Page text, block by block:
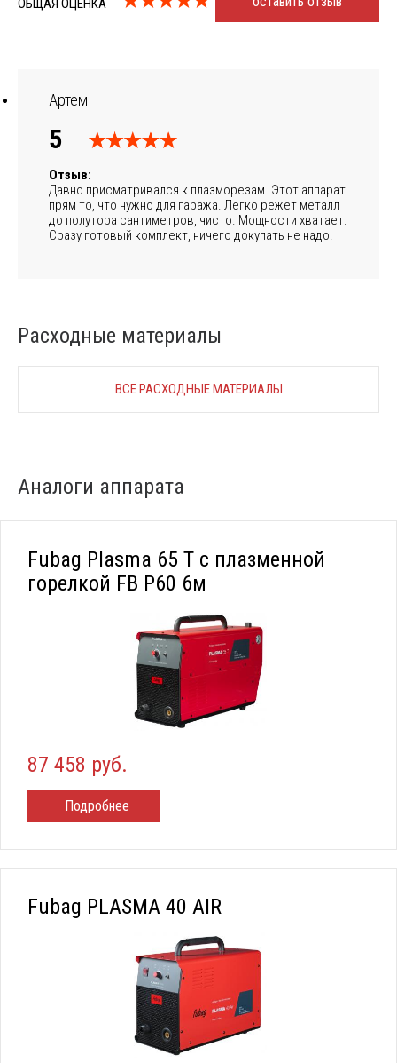
ОБЩАЯ ОЦЕНКА
Артем
5
Отзыв:
Давно присматривался к плазморезам. Этот аппарат
прям то, что нужно для гаража. Легко режет металл
до полутора сантиметров, чисто. Мощности хватает.
Сразу готовый комплект, ничего докупать не надо.
Расходные материалы
ВСЕ РАСХОДНЫЕ МАТЕРИАЛЫ
Аналоги аппарата
Fubag Plasma 65 T с плазменной
горелкой FB P60 6м
87 458 руб.
Подробнее
Fubag PLASMA 40 AIR